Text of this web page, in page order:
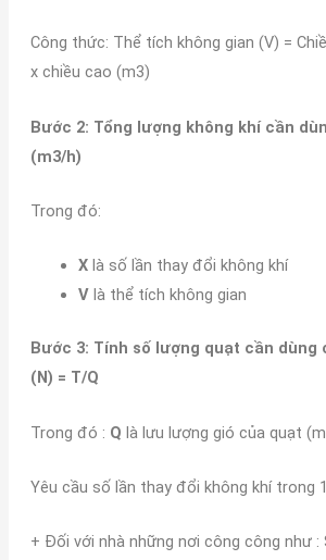
Công thức: Thể tích không gian (V) =
x chiều cao (m3)
Bước 2: Tổng lượng không khí cần
(m3/h)
Trong đó:
Xlà số lần thay đổi không khí
Vlà thể tích không gian
Bước 3: Tính số lượng quạt cần dùng
(N) = T/Q
Trong đó : Q là lưu lượng gió của quạt
Yêu cầu số lần thay đổi không khí trong
+ Đối với nhà những nơi công công như :